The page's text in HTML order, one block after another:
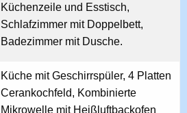
Küchenzeile und Esstisch,
Schlafzimmer mit Doppelbett,
Badezimmer mit Dusche.
Küche mit Geschirrspüler, 4 Platten
Cerankochfeld, Kombinierte
Mikrowelle mit Heißluftbackofen